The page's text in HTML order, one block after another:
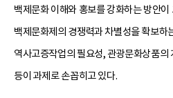
백제문화 이해와 홍보를 강화하는 방안이
백제문화제의 경쟁력과 차별성을 확보하
역사고증작업의 필요성, 관광문화상품의
등이 과제로 손꼽히고 있다.